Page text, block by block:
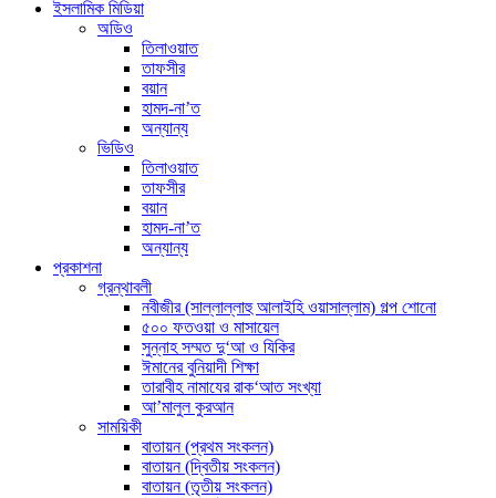
ইসলামিক মিডিয়া
অডিও
তিলাওয়াত
তাফসীর
বয়ান
হামদ-না’ত
অন্যান্য
ভিডিও
তিলাওয়াত
তাফসীর
বয়ান
হামদ-না’ত
অন্যান্য
প্রকাশনা
গ্রন্থাবলী
নবীজীর (সাল্লাল্লাহু আলাইহি ওয়াসাল্লাম) গল্প শোনো
৫০০ ফতওয়া ও মাসায়েল
সুন্নাহ সম্মত দু‘আ ও যিকির
ঈমানের বুনিয়াদী শিক্ষা
তারাবীহ নামাযের রাক‘আত সংখ্যা
আ’মালুল কুরআন
সাময়িকী
বাতায়ন (প্রথম সংকলন)
বাতায়ন (দ্বিতীয় সংকলন)
বাতায়ন (তৃতীয় সংকলন)